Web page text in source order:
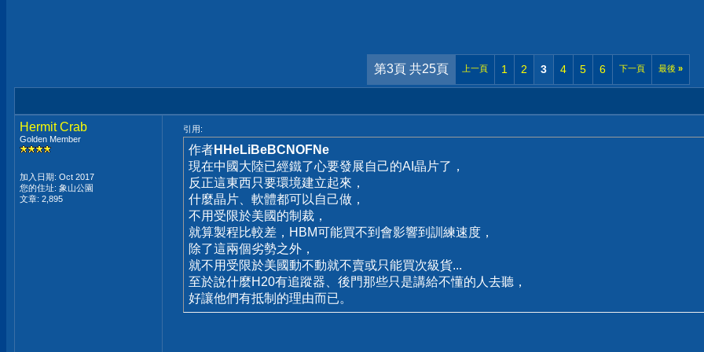
第3頁 共25頁 上一頁 1 2 3 4 5 6 下一頁 最後 »
Hermit Crab
Golden Member
加入日期: Oct 2017
您的住址: 象山公園
文章: 2,895
引用:
作者HHeLiBeBCNOFNe
現在中國大陸已經鐵了心要發展自己的AI晶片了，
反正這東西只要環境建立起來，
什麼晶片、軟體都可以自己做，
不用受限於美國的制裁，
就算製程比較差，HBM可能買不到會影響到訓練速度，
除了這兩個劣勢之外，
就不用受限於美國動不動就不賣或只能買次級貨...
至於說什麼H20有追蹤器、後門那些只是講給不懂的人去聽，
好讓他們有抵制的理由而已。